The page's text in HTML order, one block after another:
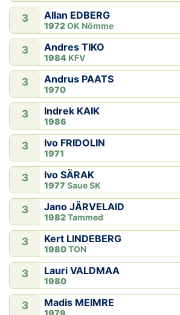
3 Allan EDBERG
1972OK Nõmme
3 Andres TIKO
1984 KFV
3 Andrus PAATS
1970
3 Indrek KAIK
1986
3 Ivo FRIDOLIN
1971
3 Ivo SÄRAK
1977 Saue SK
3 Jano JÄRVELAID
1982Tammed
3 Kert LINDEBERG
1980TON
3 Lauri VALDMAA
1980
3 Madis MEIMRE
1979